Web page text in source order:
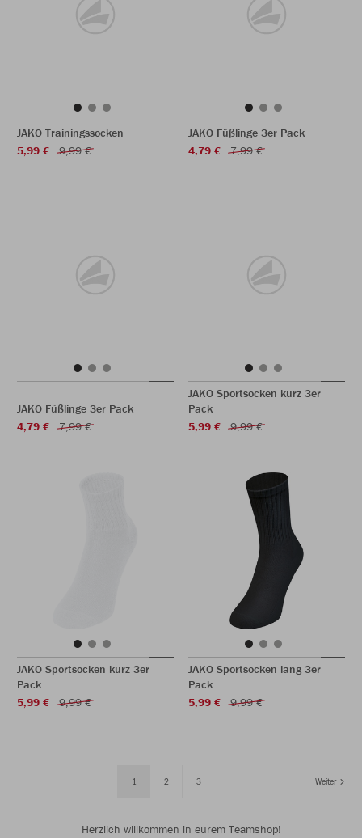
JAKO Trainingssocken
5,99 €
9,99 €
JAKO Füßlinge 3er Pack
4,79 €
7,99 €
JAKO Füßlinge 3er Pack
4,79 €
7,99 €
JAKO Sportsocken kurz 3er
Pack
5,99 €
9,99 €
JAKO Sportsocken kurz 3er
Pack
5,99 €
9,99 €
JAKO Sportsocken lang 3er
Pack
5,99 €
9,99 €
1 2 3 Weiter
Herzlich willkommen in eurem Teamshop!